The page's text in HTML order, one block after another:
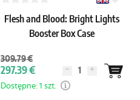
Flesh and Blood: Bright Lights
Booster Box Case
309.79 €
297.39 €
Dostępne: 1 szt.